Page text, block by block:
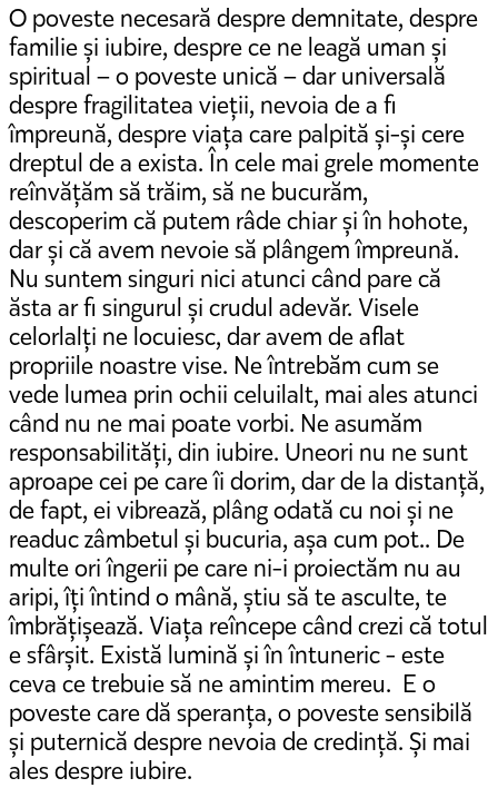
O poveste necesară despre demnitate, despre
familie și iubire, despre ce ne leagă uman și
spiritual – o poveste unică – dar universală
despre fragilitatea vieții, nevoia de a fi
împreună, despre viața care palpită și-și cere
dreptul de a exista. În cele mai grele momente
reînvățăm să trăim, să ne bucurăm,
descoperim că putem râde chiar și în hohote,
dar și că avem nevoie să plângem împreună.
Nu suntem singuri nici atunci când pare că
ăsta ar fi singurul și crudul adevăr. Visele
celorlalți ne locuiesc, dar avem de aflat
propriile noastre vise. Ne întrebăm cum se
vede lumea prin ochii celuilalt, mai ales atunci
când nu ne mai poate vorbi. Ne asumăm
responsabilități, din iubire. Uneori nu ne sunt
aproape cei pe care îi dorim, dar de la distanță,
de fapt, ei vibrează, plâng odată cu noi și ne
readuc zâmbetul și bucuria, așa cum pot.. De
multe ori îngerii pe care ni-i proiectăm nu au
aripi, îți întind o mână, știu să te asculte, te
îmbrățișează. Viața reîncepe când crezi că totul
e sfârșit. Există lumină și în întuneric - este
ceva ce trebuie să ne amintim mereu. E o
poveste care dă speranța, o poveste sensibilă
și puternică despre nevoia de credință. Și mai
ales despre iubire.